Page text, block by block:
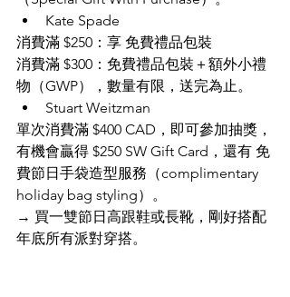
Kate Spade
消費滿 $250：享 免費禮品包裝
消費滿 $300：免費禮品包裝＋額外小禮
物（GWP），數量有限，送完為止。
Stuart Weitzman
單次消費滿 $400 CAD，即可參加抽獎，
有機會贏得 $250 SW Gift Card，還有 免
費節日手袋造型服務（complimentary
holiday bag styling）。
→ 買一雙節日高跟鞋或長靴，剛好搭配
年底所有派對穿搭。